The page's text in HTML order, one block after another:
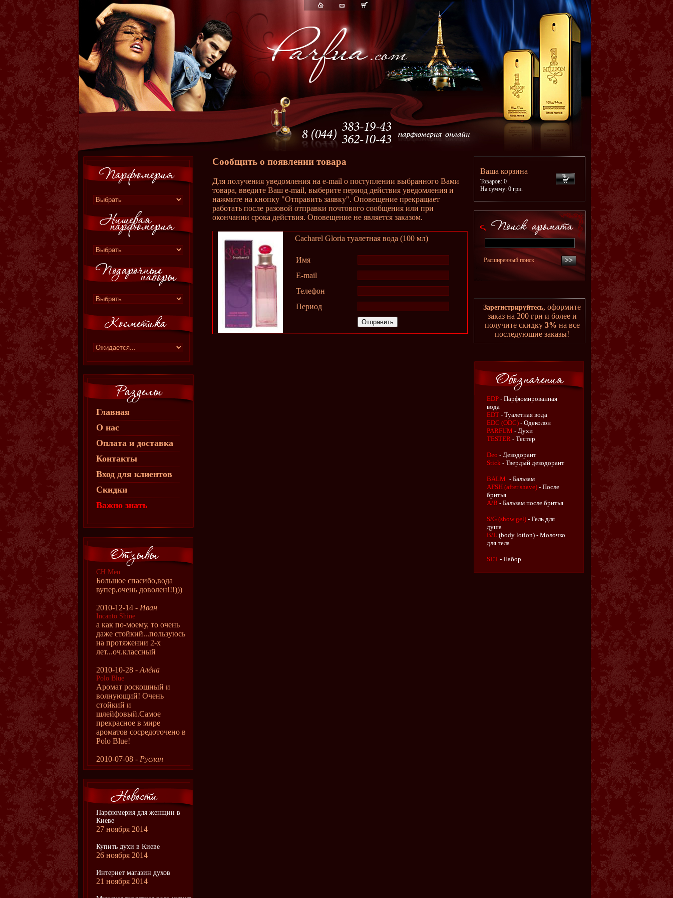
Главная
О нас
Оплата и доставка
Контакты
Вход для клиентов
Скидки
Важно знать
CH Men
Большое спасибо,вода
вупер,очень доволен!!!)))
2010-12-14 - Иван
Incanto Shine
а как по-моему, то очень
даже стойкий...пользуюсь
на протяжении 2-х
лет...оч.классный
2010-10-28 - Алёна
Polo Blue
Аромат роскошный и
волнующий! Очень
стойкий и
шлейфовый.Самое
прекрасное в мире
ароматов сосредоточено в
Рolo Blue!
2010-07-08 - Руслан
Парфюмерия для женщин в
Киеве
27 ноября 2014
Купить духи в Киеве
26 ноября 2014
Интернет магазин духов
21 ноября 2014
Сообщить о появлении товара
Для получения уведомления на e-mail о поступлении выбранного Вами
товара, введите Ваш e-mail, выберите период действия уведомления и
нажмите на кнопку "Отправить заявку". Оповещение прекращает
работать после разовой отправки почтового сообщения или при
окончании срока действия. Оповещение не является заказом.
Cacharel Gloria туалетная вода (100 мл)
Имя
E-mail
Телефон
Период
Ваша корзина
Товаров: 0
На сумму: 0 грн.
Расширенный поиск
Зарегистрируйтесь, оформите
заказ на 200 грн и более и
получите скидку 3% на все
последующие заказы!
EDP - Парфюмированная
вода
EDT - Туалетная вода
EDC (ODC) - Одеколон
PARFUM - Духи
TESTER - Тестер
Deo - Дезодорант
Stick - Твердый дезодорант
BALM - Бальзам
AFSH (after shave) - После
бритья
A/B - Бальзам после бритья
S/G (show gel) - Гель для
душа
B/L (body lotion) - Молочко
для тела
SET - Набор